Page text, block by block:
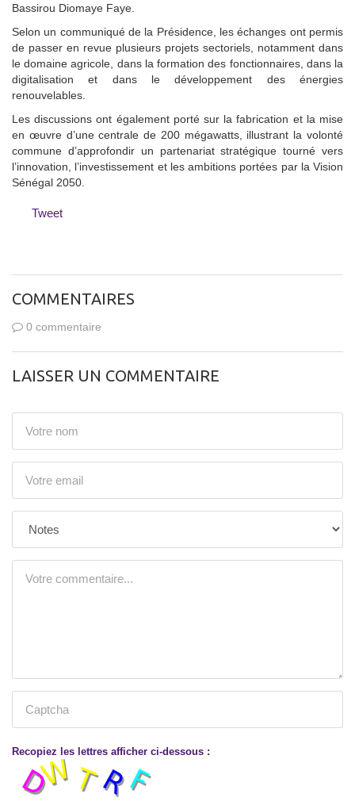
Bassirou Diomaye Faye.
Selon un communiqué de la Présidence, les échanges ont permis
de passer en revue plusieurs projets sectoriels, notamment dans
le domaine agricole, dans la formation des fonctionnaires, dans la
digitalisation et dans le développement des énergies
renouvelables.
Les discussions ont également porté sur la fabrication et la mise
en œuvre d’une centrale de 200 mégawatts, illustrant la volonté
commune d’approfondir un partenariat stratégique tourné vers
l’innovation, l’investissement et les ambitions portées par la Vision
Sénégal 2050.
Tweet
COMMENTAIRES
0 commentaire
LAISSER UN COMMENTAIRE
Recopiez les lettres afficher ci-dessous :